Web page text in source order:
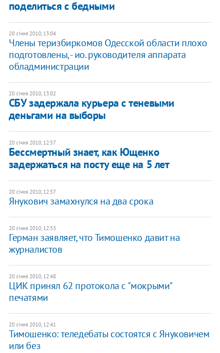
поделиться с бедными
20 січня 2010, 13:04
Члены теризбиркомов Одесской области плохо
подготовлены, - ио. руководителя аппарата
обладминистрации
20 січня 2010, 13:02
СБУ задержала курьера с теневыми
деньгами на выборы
20 січня 2010, 12:57
Бессмертный знает, как Ющенко
задержаться на посту еще на 5 лет
20 січня 2010, 12:57
Янукович замахнулся на два срока
20 січня 2010, 12:53
Герман заявляет, что Тимошенко давит на
журналистов
20 січня 2010, 12:48
ЦИК принял 62 протокола с "мокрыми"
печатями
20 січня 2010, 12:41
Тимошенко: теледебаты состоятся с Януковичем
или без